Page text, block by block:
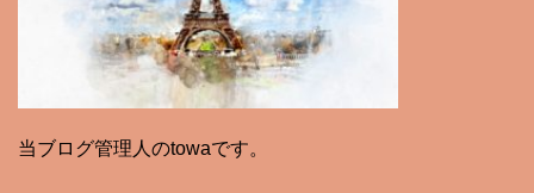
当ブログ管理人のtowaです。